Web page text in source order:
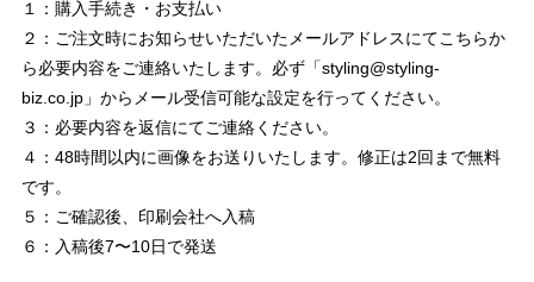
１：購入手続き・お支払い
２：ご注文時にお知らせいただいたメールアドレスにてこちらか
ら必要内容をご連絡いたします。必ず「styling@styling-
biz.co.jp 」からメール受信可能な設定を行ってください。
３：必要内容を返信にてご連絡ください。
４：48時間以内に画像をお送りいたします。修正は2回まで無料
です。
５：ご確認後、印刷会社へ入稿
６：入稿後7〜10日で発送